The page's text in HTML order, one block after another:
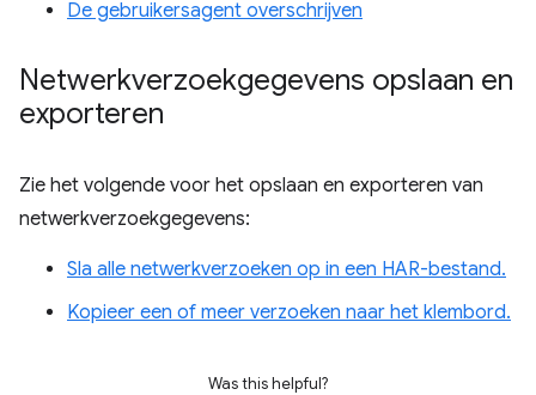
De gebruikersagent overschrijven
Netwerkverzoekgegevens opslaan en
exporteren
Zie het volgende voor het opslaan en exporteren van
netwerkverzoekgegevens:
Sla alle netwerkverzoeken op in een HAR-bestand.
Kopieer een of meer verzoeken naar het klembord.
Was this helpful?